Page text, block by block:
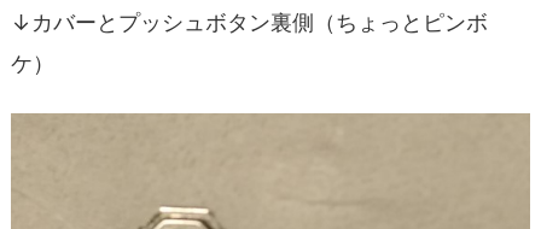
↓カバーとプッシュボタン裏側（ちょっとピンボ
ケ）